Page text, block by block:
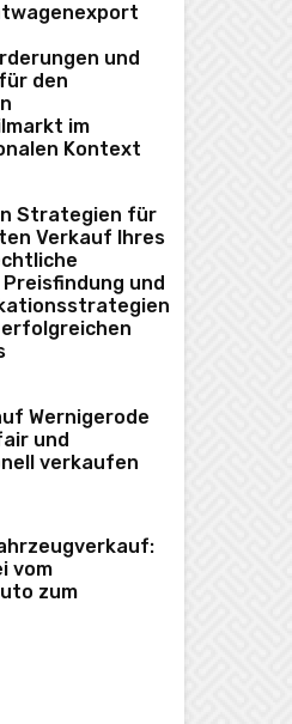
und
den
im
Kontext
Strategien für
Verkauf Ihres
Preisfindung und
Wernigerode
und
verkaufen
vom
zum